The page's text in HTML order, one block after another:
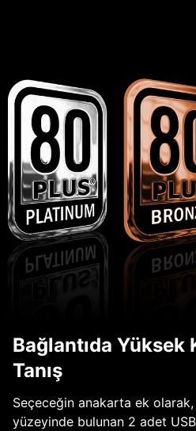
Bağlantıda Yüksek
Tanış
Seçeceğin anakarta ek
yüzeyinde bulunan 2 adet